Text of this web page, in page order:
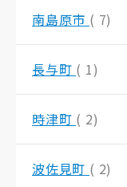
南島原市 ( 7)
長与町 ( 1)
時津町 ( 2)
波佐見町 ( 2)